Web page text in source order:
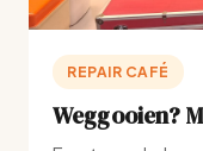
REPAIR CAFÉ
Weggooien?